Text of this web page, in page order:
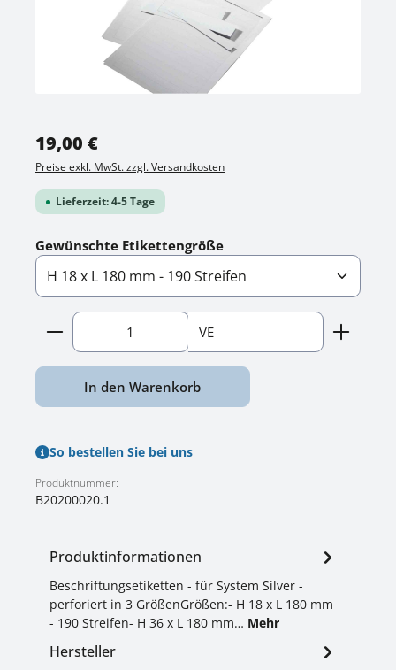
Regulärer Preis:
19,00 €
Preise exkl. MwSt. zzgl. Versandkosten
Lieferzeit: 4-5 Tage
Gewünschte Etikettengrößeauswählen
Produkt Anzahl: Gib den gewünschten Wert
VE
In den Warenkorb
So bestellen Sie bei uns
Produktnummer:
B20200020.1
Produktinformationen
Beschriftungsetiketten - für System Silver -
perforiert in 3 GrößenGrößen:- H 18 x L 180 mm
- 190 Streifen- H 36 x L 180 mm… Mehr
Hersteller